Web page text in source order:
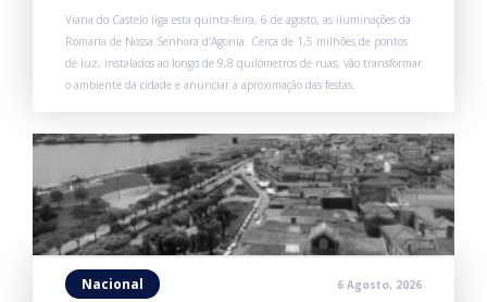
Viana do Castelo liga esta quinta-feira, 6 de agosto, as iluminações da
Romaria de Nossa Senhora d’Agonia. Cerca de 1,5 milhões de pontos
de luz, instalados ao longo de 9,8 quilómetros de ruas, vão transformar
o ambiente da cidade e anunciar a aproximação das festas.
Nacional 6 Agosto, 2026